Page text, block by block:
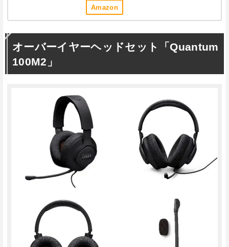
Amazon
オーバーイヤーヘッドセット「Quantum
100M2」